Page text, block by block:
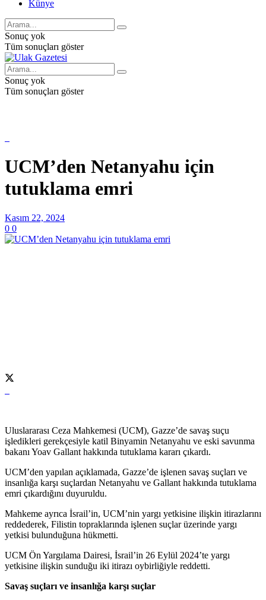
Künye
Sonuç yok
Tüm sonuçları göster
Sonuç yok
Tüm sonuçları göster
UCM’den Netanyahu için
tutuklama emri
Kasım 22, 2024
0 0
Uluslararası Ceza Mahkemesi (UCM), Gazze’de savaş suçu
işledikleri gerekçesiyle katil Binyamin Netanyahu ve eski savunma
bakanı Yoav Gallant hakkında tutuklama kararı çıkardı.
UCM’den yapılan açıklamada, Gazze’de işlenen savaş suçları ve
insanlığa karşı suçlardan Netanyahu ve Gallant hakkında tutuklama
emri çıkardığını duyuruldu.
Mahkeme ayrıca İsrail’in, UCM’nin yargı yetkisine ilişkin itirazlarını
reddederek, Filistin topraklarında işlenen suçlar üzerinde yargı
yetkisi bulunduğuna hükmetti.
UCM Ön Yargılama Dairesi, İsrail’in 26 Eylül 2024’te yargı
yetkisine ilişkin sunduğu iki itirazı oybirliğiyle reddetti.
Savaş suçları ve insanlığa karşı suçlar